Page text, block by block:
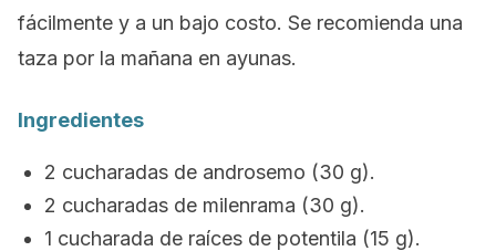
fácilmente y a un bajo costo. Se recomienda una
taza por la mañana en ayunas.
Ingredientes
2 cucharadas de androsemo (30 g).
2 cucharadas de milenrama (30 g).
1 cucharada de raíces de potentila (15 g).